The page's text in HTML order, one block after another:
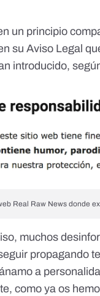
un principio
su Aviso Legal
introducido,
Real Raw News donde
muchos
propagando
a
como ya os